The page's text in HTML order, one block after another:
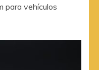
para vehículos